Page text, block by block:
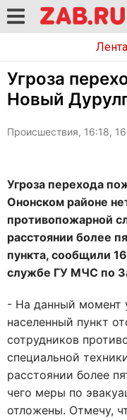
Лента
Угроза
Новый
Происшествия, 16:18,
Угроза перехода
Ононском районе
противопожарной
расстоянии более
пункта, сообщили
службе ГУ МЧС по
- На данный момент
населенный пункт
сотрудников
специальной
расстоянии более
чего меры по
отложены. Отмечу,